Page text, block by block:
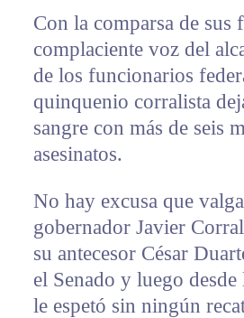
Con la comparsa de sus
complaciente voz del
de los funcionarios
quinquenio corralista
sangre con más de seis
asesinatos.
No hay excusa que
gobernador Javier
su antecesor César
el Senado y luego desde
le espetó sin ningún